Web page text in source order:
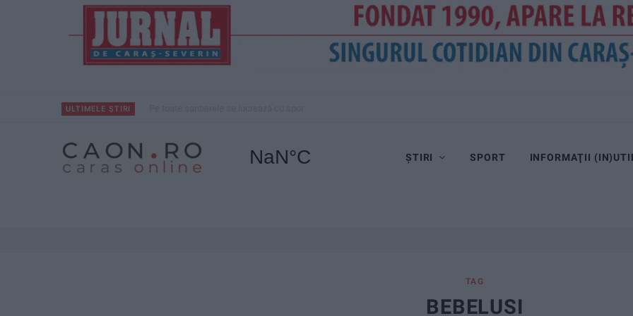
ULTIMELE ȘTIRI
ȘTIRI SPORT INFORMAŢII
TAG
BEBELUSI